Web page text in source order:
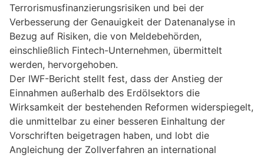
Terrorismusfinanzierungsrisiken und bei der
Verbesserung der Genauigkeit der Datenanalyse in
Bezug auf Risiken, die von Meldebehörden,
einschließlich Fintech-Unternehmen, übermittelt
werden, hervorgehoben.
Der IWF-Bericht stellt fest, dass der Anstieg der
Einnahmen außerhalb des Erdölsektors die
Wirksamkeit der bestehenden Reformen widerspiegelt,
die unmittelbar zu einer besseren Einhaltung der
Vorschriften beigetragen haben, und lobt die
Angleichung der Zollverfahren an international